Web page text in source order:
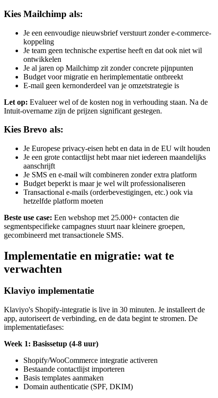
Kies Mailchimp als:
Je een eenvoudige nieuwsbrief verstuurt zonder e-commerce-
koppeling
Je team geen technische expertise heeft en dat ook niet wil
ontwikkelen
Je al jaren op Mailchimp zit zonder concrete pijnpunten
Budget voor migratie en herimplementatie ontbreekt
E-mail geen kernonderdeel van je omzetstrategie is
Let op: Evalueer wel of de kosten nog in verhouding staan. Na de
Intuit-overname zijn de prijzen significant gestegen.
Kies Brevo als:
Je Europese privacy-eisen hebt en data in de EU wilt houden
Je een grote contactlijst hebt maar niet iedereen maandelijks
aanschrijft
Je SMS en e-mail wilt combineren zonder extra platform
Budget beperkt is maar je wel wilt professionaliseren
Transactional e-mails (orderbevestigingen, etc.) ook via
hetzelfde platform moeten
Beste use case: Een webshop met 25.000+ contacten die
segmentspecifieke campagnes stuurt naar kleinere groepen,
gecombineerd met transactionele SMS.
Implementatie en migratie: wat te
verwachten
Klaviyo implementatie
Klaviyo's Shopify-integratie is live in 30 minuten. Je installeert de
app, autoriseert de verbinding, en de data begint te stromen. De
implementatiefases:
Week 1: Basissetup (4-8 uur)
Shopify/WooCommerce integratie activeren
Bestaande contactlijst importeren
Basis templates aanmaken
Domain authenticatie (SPF, DKIM)